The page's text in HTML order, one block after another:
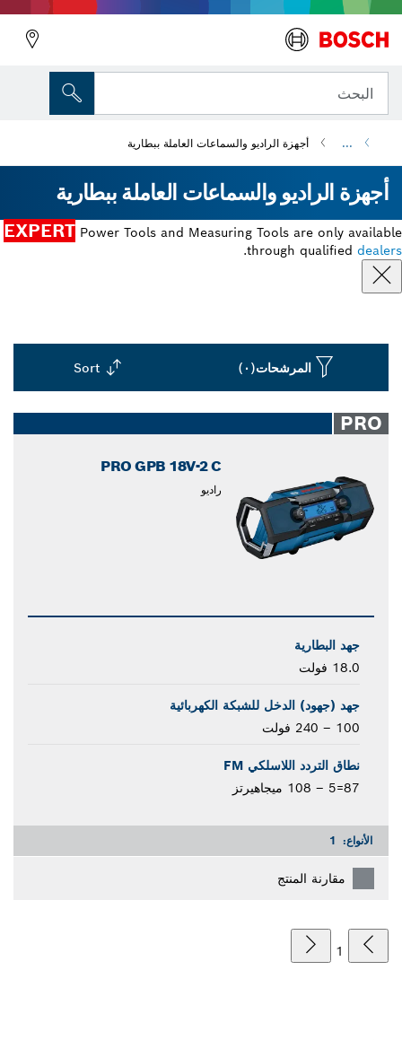
البحث
... أجهزة الراديو والسماعات العاملة ببطارية
أجهزة الراديو والسماعات العاملة ببطارية
EXPERT Power Tools and Measuring Tools are only available
through qualified dealers
.
المرشحات(٠) Sort
closed
PRO
PRO GPB 18V-2 C
راديو
جهد البطارية
18.0 فولت
جهد (جهود) الدخل للشبكة الكهربائية
100 – 240 فولت
نطاق التردد اللاسلكي FM
87=5 – 108 ميجاهيرتز
الأنواع: 1
مقارنة المنتج
1